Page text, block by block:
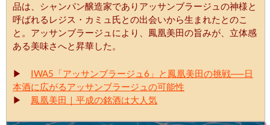
品は、シャンパン醸造家でありアッサンブラージュの神様と
呼ばれるレジス・カミュ氏との出会いから生まれたとのこ
と。アッサンブラージュにより、鳳凰美田の旨みが、立体感
ある美味さへと昇華した。
▶ IWA5「アッサンブラージュ6」と鳳凰美田の挑戦──日
本酒に広がるアッサンブラージュの可能性
▶ 鳳凰美田｜平成の銘酒は大人気